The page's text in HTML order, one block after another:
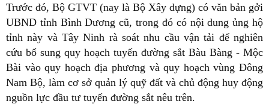
Trước đó, Bộ GTVT (nay là Bộ Xây dựng) có văn bản gởi
UBND tỉnh Bình Dương cũ, trong đó có nội dung ủng hộ
tỉnh này và Tây Ninh rà soát nhu cầu vận tải để nghiên
cứu bổ sung quy hoạch tuyến đường sắt Bàu Bàng - Mộc
Bài vào quy hoạch địa phương và quy hoạch vùng Đông
Nam Bộ, làm cơ sở quản lý quỹ đất và chủ động huy động
nguồn lực đầu tư tuyến đường sắt nêu trên.